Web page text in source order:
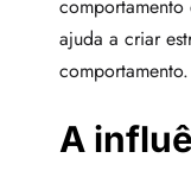
ajuda a criar
comportamento.
A